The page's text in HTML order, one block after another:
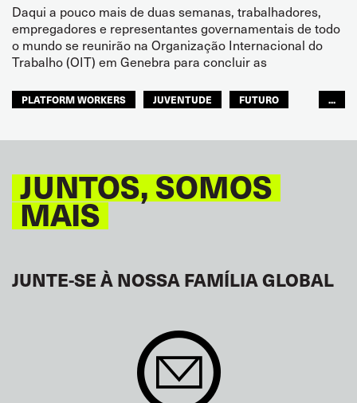
Daqui a pouco mais de duas semanas, trabalhadores,
empregadores e representantes governamentais de todo
o mundo se reunirão na Organização Internacional do
Trabalho (OIT) em Genebra para concluir as
PLATFORM WORKERS JUVENTUDE
FUTURO
...
JUNTOS, SOMOS
MAIS
JUNTE-SE À NOSSA FAMÍLIA GLOBAL